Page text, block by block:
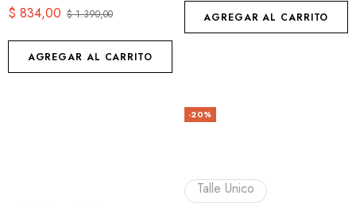
$1.390,00
$ 834,00
AGREGAR AL CARRITO
AGREGAR AL CARRITO
-20%
Talle Unico